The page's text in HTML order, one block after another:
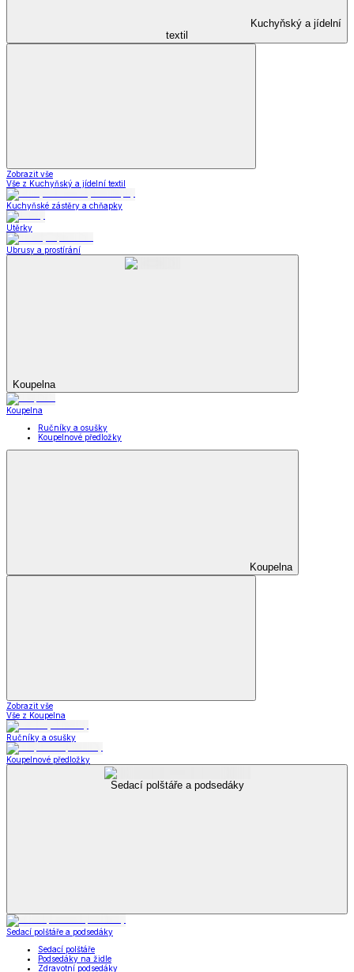
Kuchyňský a jídelní
textil
Zobrazit vše
Vše z Kuchyňský a jídelní textil
Kuchyňské zástěry a chňapky
Utěrky
Ubrusy a prostírání
Koupelna
Koupelna
Ručníky a osušky
Koupelnové předložky
Koupelna
Zobrazit vše
Vše z Koupelna
Ručníky a osušky
Koupelnové předložky
Sedací polštáře a podsedáky
Sedací polštáře a podsedáky
Sedací polštáře
Podsedáky na židle
Zdravotní podsedáky